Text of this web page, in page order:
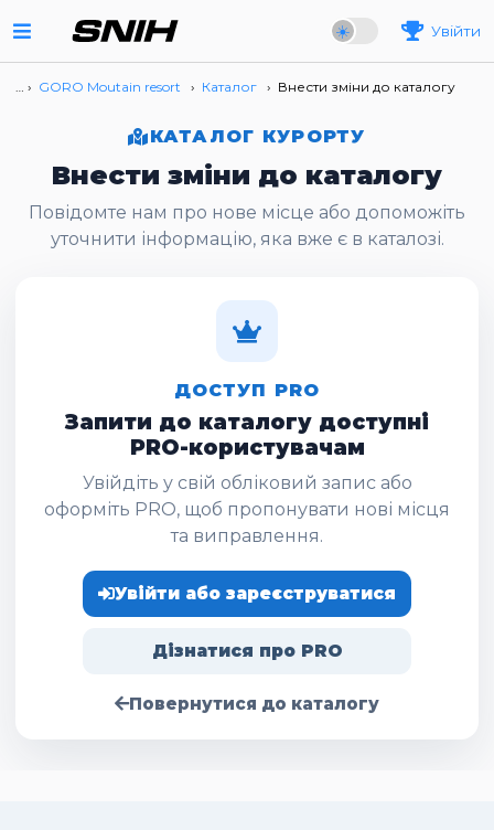
Увійти
… › GORO Moutain resort › Каталог › Внести зміни до каталогу
КАТАЛОГ КУРОРТУ
Внести зміни до каталогу
Повідомте нам про нове місце або допоможіть
уточнити інформацію, яка вже є в каталозі.
ДОСТУП PRO
Запити до каталогу доступні
PRO-користувачам
Увійдіть у свій обліковий запис або
оформіть PRO, щоб пропонувати нові місця
та виправлення.
Увійти або зареєструватися
Дізнатися про PRO
Повернутися до каталогу